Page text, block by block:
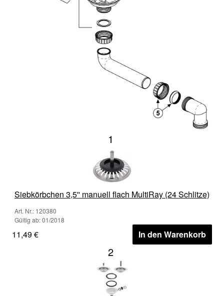
1
Siebkörbchen 3,5'' manuell flach MultiRay (24 Schlitze)
Art. Nr.: 120380
Gültig ab: 01/2018
11,49 € In den Warenkorb
2